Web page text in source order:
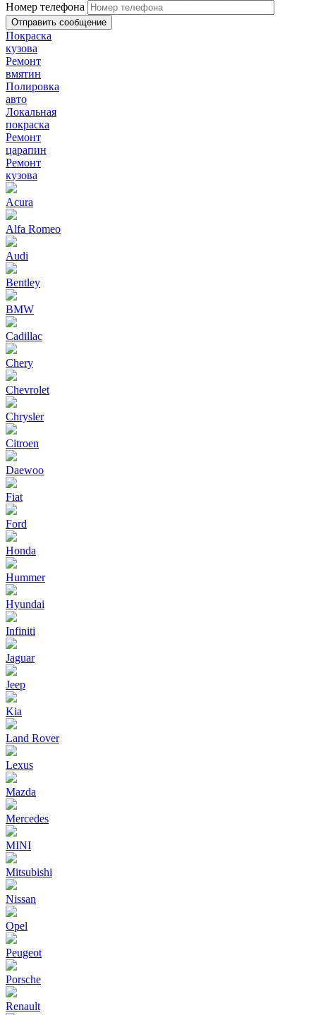
Номер телефона
Покраска
кузова
Ремонт
вмятин
Полировка
авто
Локальная
покраска
Ремонт
царапин
Ремонт
кузова
Acura
Alfa Romeo
Audi
Bentley
BMW
Cadillac
Chery
Chevrolet
Chrysler
Citroen
Daewoo
Fiat
Ford
Honda
Hummer
Hyundai
Infiniti
Jaguar
Jeep
Kia
Land Rover
Lexus
Mazda
Mercedes
MINI
Mitsubishi
Nissan
Opel
Peugeot
Porsche
Renault